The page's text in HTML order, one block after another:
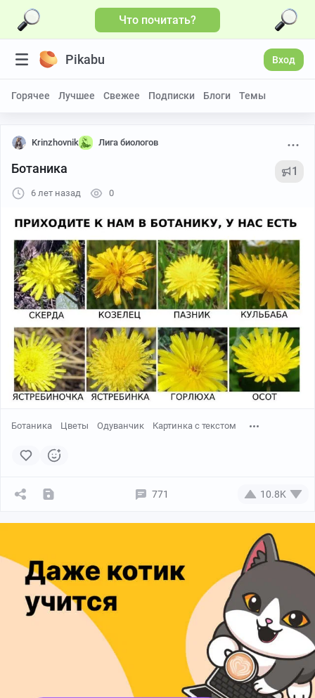
Что почитать?
Pikabu Вход
Горячее Лучшее Свежее Подписки Блоги Темы
Krinzhovnik Лига биологов
Ботаника 1
6 лет назад 0
Ботаника Цветы Одуванчик Картинка с текстом
771 10.8K